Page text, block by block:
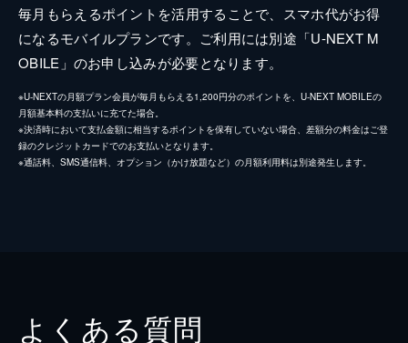
毎月もらえるポイントを活用することで、スマホ代がお得
になるモバイルプランです。ご利用には別途「U-NEXT M
OBILE」のお申し込みが必要となります。
※U-NEXTの月額プラン会員が毎月もらえる1,200円分のポイントを、U-NEXT MOBILEの
月額基本料の支払いに充てた場合。
※決済時において支払金額に相当するポイントを保有していない場合、差額分の料金はご登
録のクレジットカードでのお支払いとなります。
※通話料、SMS通信料、オプション（かけ放題など）の月額利用料は別途発生します。
よくある質問